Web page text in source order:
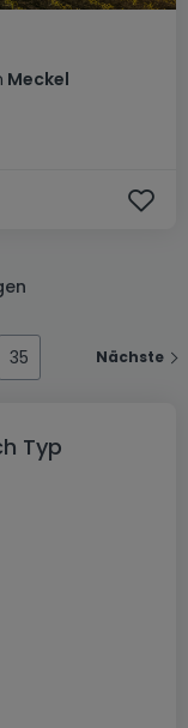
Meckel
35 Nächste
Typ